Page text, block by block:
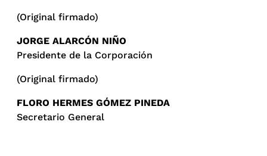
(Original firmado)
JORGE ALARCÓN NIÑO
Presidente de la Corporación
(Original firmado)
FLORO HERMES GÓMEZ PINEDA
Secretario General